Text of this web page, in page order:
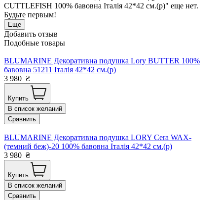
CUTTLEFISH 100% бавовна Італія 42*42 см.(р)" еще нет.
Будьте первым!
Еще
Добавить отзыв
Подобные товары
BLUMARINE Декоративна подушка Lory BUTTER 100%
бавовна 51211 Італія 42*42 см.(р)
3 980 ₴
Купить
В список желаний
Сравнить
BLUMARINE Декоративна подушка LORY Cera WAX-
(темний беж)-20 100% бавовна Італія 42*42 см.(р)
3 980 ₴
Купить
В список желаний
Сравнить